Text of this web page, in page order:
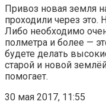
Привоз новая земля
проходили через это.
Либо необходимо
полметра и более —
будете делать
старой и новой
помогает.
30 мая 2017, 11:55